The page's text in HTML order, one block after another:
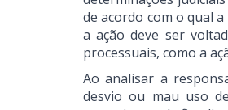
de acordo com o qual
a ação deve ser
processuais, como a
Ao analisar a
desvio ou mau uso